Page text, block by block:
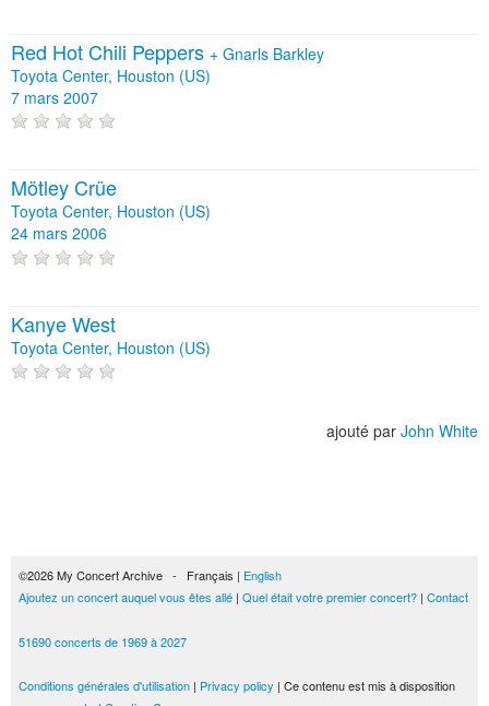
Red Hot Chili Peppers + Gnarls Barkley
Toyota Center, Houston (US)
7 mars 2007
Mötley Crüe
Toyota Center, Houston (US)
24 mars 2006
Kanye West
Toyota Center, Houston (US)
ajouté par John White
©2026 My Concert Archive - Français | English
Ajoutez un concert auquel vous êtes allé | Quel était votre premier concert? | Contact
51690 concerts de 1969 à 2027
Conditions générales d'utilisation | Privacy policy | Ce contenu est mis à disposition